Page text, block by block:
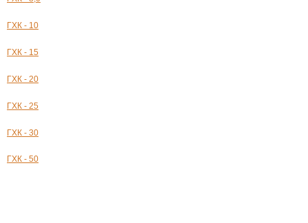
ГХК - 10
ГХК - 15
ГХК - 20
ГХК - 25
ГХК - 30
ГХК - 50